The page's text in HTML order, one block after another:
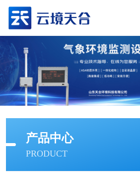
产品中心
PRODUCT